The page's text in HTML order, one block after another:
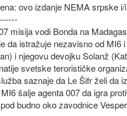
ovo izdanje NEMA srpske
misija vodi Bonda na
da istražuje nezavisno od MI6
i njegovu devojku Solanž
svetske terorističke
saznaje da Le Šifr želi da
šalje agenta 007 da igra
budno oko zavodnice